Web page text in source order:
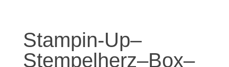
Stampin-Up–
Stempelherz–Box–